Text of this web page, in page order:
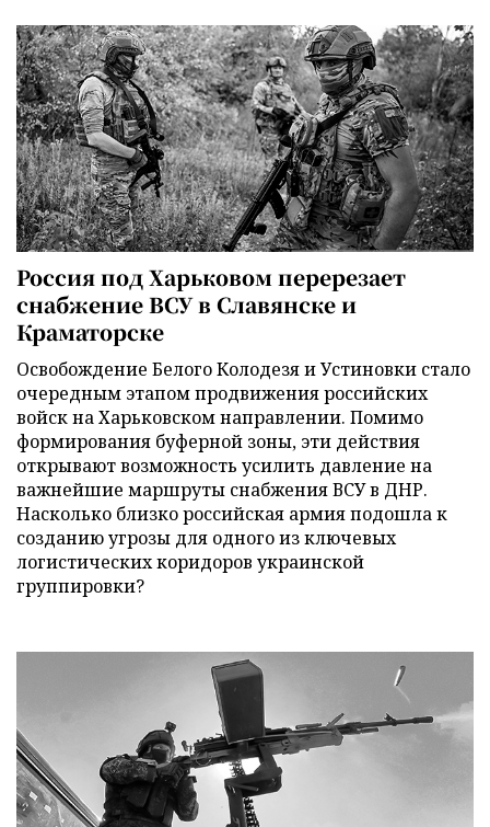
Россия под Харьковом перерезает
снабжение ВСУ в Славянске и
Краматорске
Освобождение Белого Колодезя и Устиновки стало
очередным этапом продвижения российских
войск на Харьковском направлении. Помимо
формирования буферной зоны, эти действия
открывают возможность усилить давление на
важнейшие маршруты снабжения ВСУ в ДНР.
Насколько близко российская армия подошла к
созданию угрозы для одного из ключевых
логистических коридоров украинской
группировки?